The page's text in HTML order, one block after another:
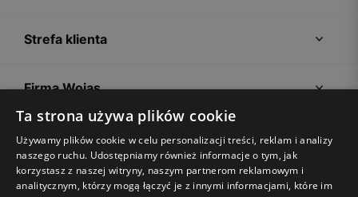
Strefa klienta
Firma Wojas
Porady
Ta strona używa plików cookie
Używamy plików cookie w celu personalizacji treści, reklam i analizy
naszego ruchu. Udostępniamy również informacje o tym, jak
korzystasz z naszej witryny, naszym partnerom reklamowym i
analitycznym, którzy mogą łączyć je z innymi informacjami, które im